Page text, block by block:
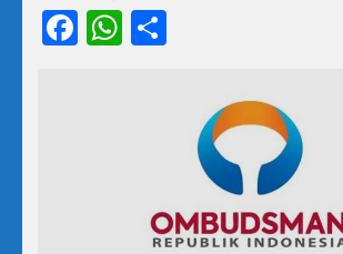
Facebook
WhatsApp